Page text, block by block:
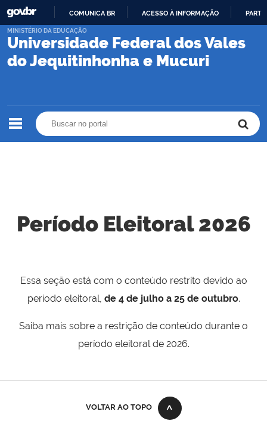
PARA
CONTEÚDO
COMUNICA BR ACESSO À INFORMAÇÃO
Universidade Federal dos Vales
do Jequitinhonha e Mucuri
MINISTÉRIO DA EDUCAÇÃO
Período Eleitoral 2026
Essa seção está com o conteúdo restrito devido ao
período eleitoral, de 4 de julho a 25 de outubro.
Saiba mais sobre a restrição de conteúdo durante o
período eleitoral de 2026.
VOLTAR AO TOPO